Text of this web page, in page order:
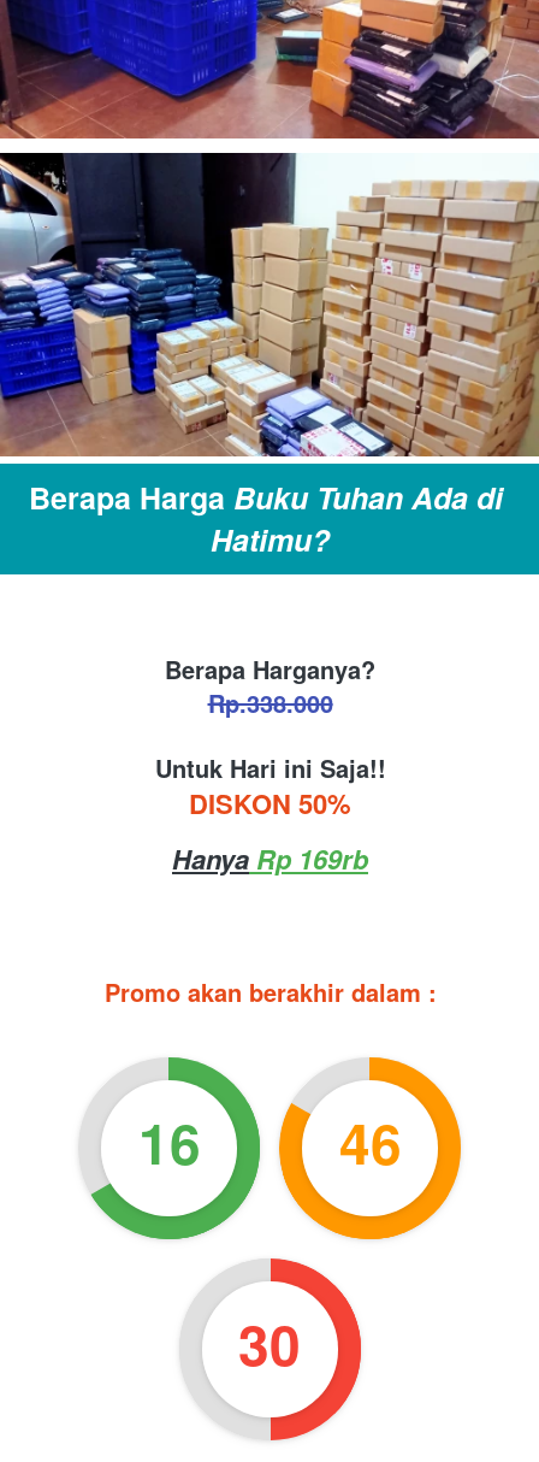
Berapa Harga Buku Tuhan Ada di
Hatimu?
Berapa Harganya?
Rp.338.000
Untuk Hari ini Saja!!
DISKON 50%
Hanya Rp 169rb
Promo akan berakhir dalam :
16 46
28